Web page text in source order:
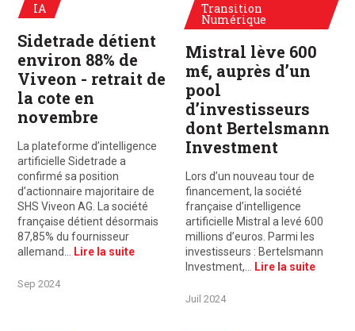
IA
Sidetrade détient
environ 88% de
Viveon - retrait de
la cote en
novembre
La plateforme d’intelligence
artificielle Sidetrade a
confirmé sa position
d’actionnaire majoritaire de
SHS Viveon AG. La société
française détient désormais
87,85% du fournisseur
allemand…
Lire la suite
Sep 2024
Transition
Numérique
Mistral lève 600
m€, auprès d’un
pool
d’investisseurs
dont Bertelsmann
Investment
Lors d’un nouveau tour de
financement, la société
française d’intelligence
artificielle Mistral a levé 600
millions d’euros. Parmi les
investisseurs : Bertelsmann
Investment,…
Lire la suite
Juil 2024